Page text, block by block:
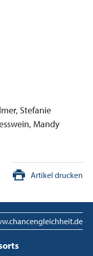
Stefanie
Mandy
Artikel drucken